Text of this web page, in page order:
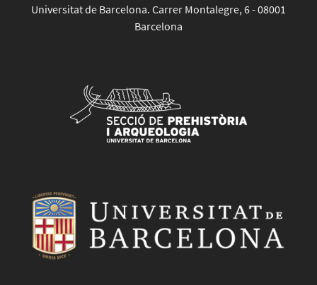
Universitat de Barcelona. Carrer Montalegre, 6 - 08001
Barcelona